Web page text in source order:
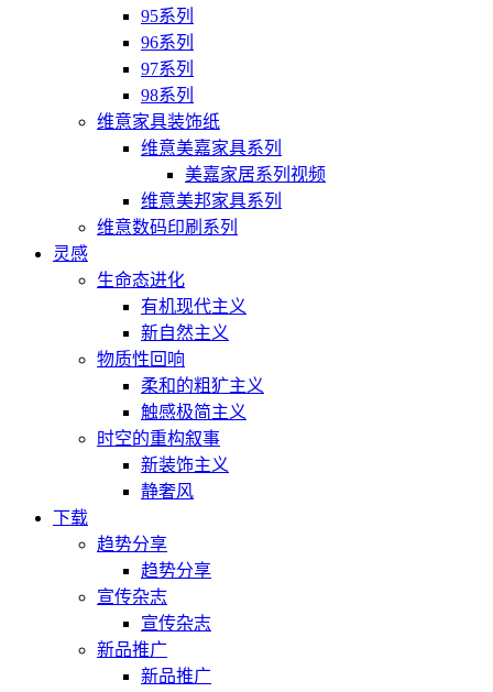
95系列
96系列
97系列
98系列
维意家具装饰纸
维意美嘉家具系列
美嘉家居系列视频
维意美邦家具系列
维意数码印刷系列
灵感
生命态进化
有机现代主义
新自然主义
物质性回响
柔和的粗犷主义
触感极简主义
时空的重构叙事
新装饰主义
静奢风
下载
趋势分享
趋势分享
宣传杂志
宣传杂志
新品推广
新品推广